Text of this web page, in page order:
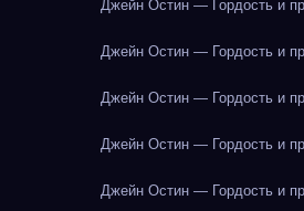
Джейн Остин — Гордость и
Джейн Остин — Гордость и
Джейн Остин — Гордость и
Джейн Остин — Гордость и
Джейн Остин — Гордость и